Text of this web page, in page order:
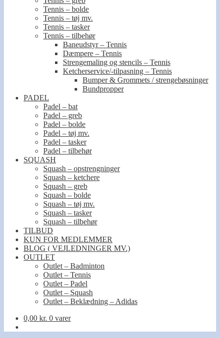
Tennis – bolde
Tennis – tøj mv.
Tennis – tasker
Tennis – tilbehør
Baneudstyr – Tennis
Dæmpere – Tennis
Strengemaling og stencils – Tennis
Ketcherservice/-tilpasning – Tennis
Bumper & Grommets / strengebøsninger
Bundpropper
PADEL
Padel – bat
Padel – greb
Padel – bolde
Padel – tøj mv.
Padel – tasker
Padel – tilbehør
SQUASH
Squash – opstrengninger
Squash – ketchere
Squash – greb
Squash – bolde
Squash – tøj mv.
Squash – tasker
Squash – tilbehør
TILBUD
KUN FOR MEDLEMMER
BLOG ( VEJLEDNINGER MV.)
OUTLET
Outlet – Badminton
Outlet – Tennis
Outlet – Padel
Outlet – Squash
Outlet – Beklædning – Adidas
0,00 kr. 0 varer